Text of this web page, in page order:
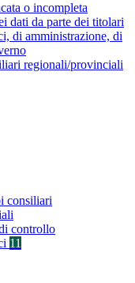
o incompleta
dati da parte dei titolari
di amministrazione, di
regionali/provinciali
consiliari
controllo
11